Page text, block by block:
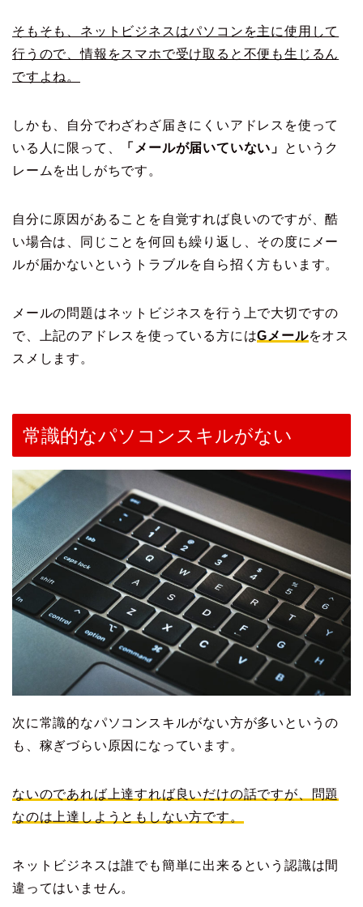
そもそも、ネットビジネスはパソコンを主に使用して
行うので、情報をスマホで受け取ると不便も生じるん
ですよね。
しかも、自分でわざわざ届きにくいアドレスを使って
いる人に限って、
「メールが届いていない」
というク
レームを出しがちです。
自分に原因があることを自覚すれば良いのですが、酷
い場合は、同じことを何回も繰り返し、その度にメー
ルが届かないというトラブルを自ら招く方もいます。
メールの問題はネットビジネスを行う上で大切ですの
で、上記のアドレスを使っている方にはGメールをオス
スメします。
常識的なパソコンスキルがない
次に常識的なパソコンスキルがない方が多いというの
も、稼ぎづらい原因になっています。
ないのであれば上達すれば良いだけの話ですが、問題
なのは上達しようともしない方です。
ネットビジネスは誰でも簡単に出来るという認識は間
違ってはいません。